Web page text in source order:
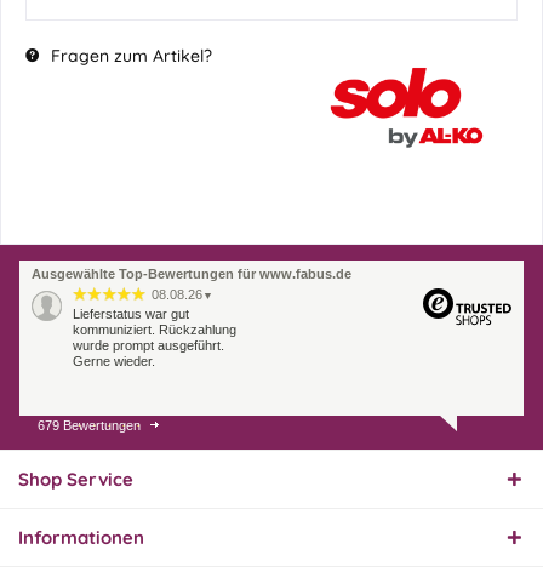
Fragen zum Artikel?
Ausgewählte Top-Bewertungen für www.fabus.de
08.08.26 ▼
Lieferstatus war gut
kommuniziert. Rückzahlung
wurde prompt ausgeführt.
Gerne wieder.
07.08.26
Endlich das richtige
679 Bewertungen
Shop Service
Informationen